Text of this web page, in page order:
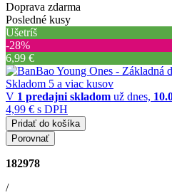
Doprava zdarma
Posledné kusy
Ušetríš
‐28%
6,99 €
Skladom 5 a viac kusov
V 1 predajni skladom už dnes,
4,99 € s DPH
Pridať do košíka
Porovnať
182978
/